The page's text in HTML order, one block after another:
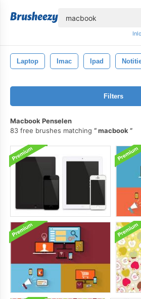
Laptop Imac Ipad
Filters
Macbook Penselen
83 free brushes matching
macbook